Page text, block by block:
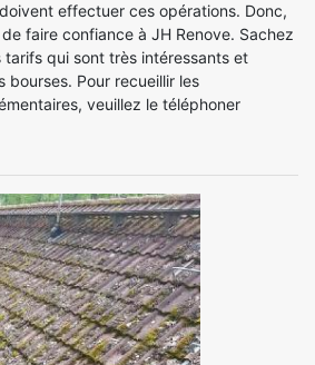
effectuer ces opérations. Donc,
faire confiance à JH Renove. Sachez
qui sont très intéressants et
bourses. Pour recueillir les
veuillez le téléphoner